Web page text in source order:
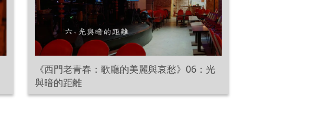
《西門老青春：歌廳的美麗與哀愁》06：光
與暗的距離